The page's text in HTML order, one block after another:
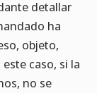
detallar
ha
objeto,
caso, si la
no se